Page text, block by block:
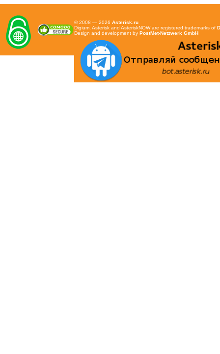
© 2008 — 2026 Asterisk.ru
Digium, Asterisk and AsteriskNOW are registered trademarks of
Design and development by PostMet-Netzwerk GmbH